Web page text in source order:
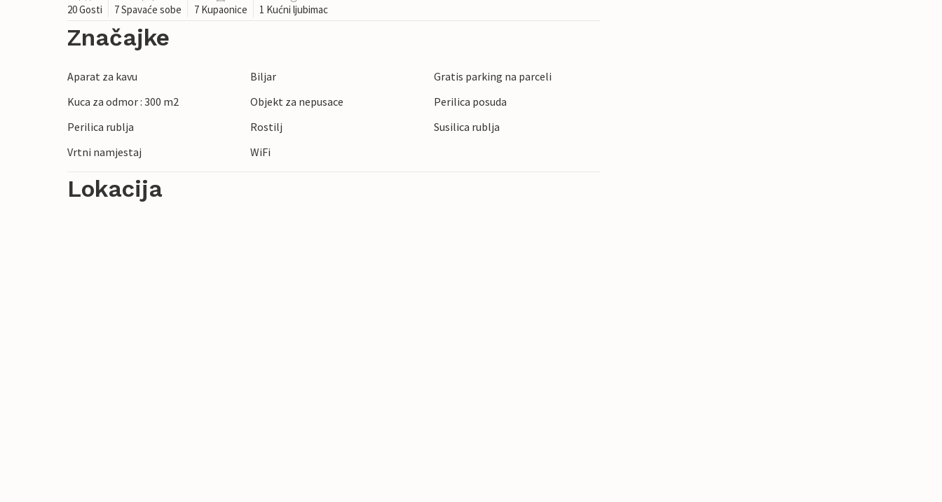
20 Gosti 7 Spavaće sobe 7 Kupaonice 1 Kućni ljubimac
Značajke
Aparat za kavu Biljar
Gratis parking na parceli
Kuca za odmor : 300 m2
Objekt za nepusace
Perilica posuda
Perilica rublja
Rostilj
Susilica rublja
Vrtni namjestaj
WiFi
Lokacija